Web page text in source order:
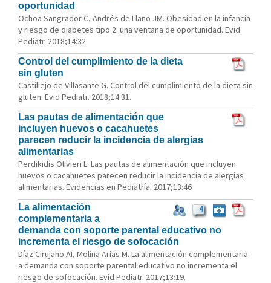
oportunidad
Ochoa Sangrador C, Andrés de Llano JM. Obesidad en la infancia
y riesgo de diabetes tipo 2: una ventana de oportunidad. Evid
Pediatr. 2018;14:32
Control del cumplimiento de la dieta
sin gluten
Castillejo de Villasante G. Control del cumplimiento de la dieta sin
gluten. Evid Pediatr. 2018;14:31.
Las pautas de alimentación que
incluyen huevos o cacahuetes
parecen reducir la incidencia de alergias
alimentarias
Perdikidis Olivieri L. Las pautas de alimentación que incluyen
huevos o cacahuetes parecen reducir la incidencia de alergias
alimentarias. Evidencias en Pediatría: 2017;13:46
4
La alimentación
complementaria a
demanda con soporte parental educativo no
incrementa el riesgo de sofocación
Díaz Cirujano AI, Molina Arias M. La alimentación complementaria
a demanda con soporte parental educativo no incrementa el
riesgo de sofocación. Evid Pediatr. 2017;13:19.